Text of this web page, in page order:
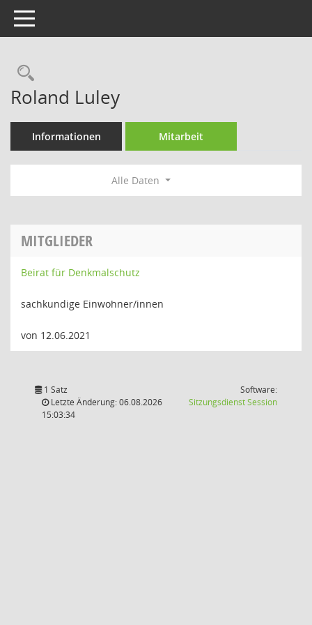
Toggle navigation
Rechercheauswahl
Roland Luley
Informationen Mitarbeit
Alle Daten
MITGLIEDER
Beirat für Denkmalschutz
sachkundige Einwohner/innen
von 12.06.2021
1 Satz
Letzte Änderung: 06.08.2026
15:03:34
Software:
SitzungsdienstSession(Wird in